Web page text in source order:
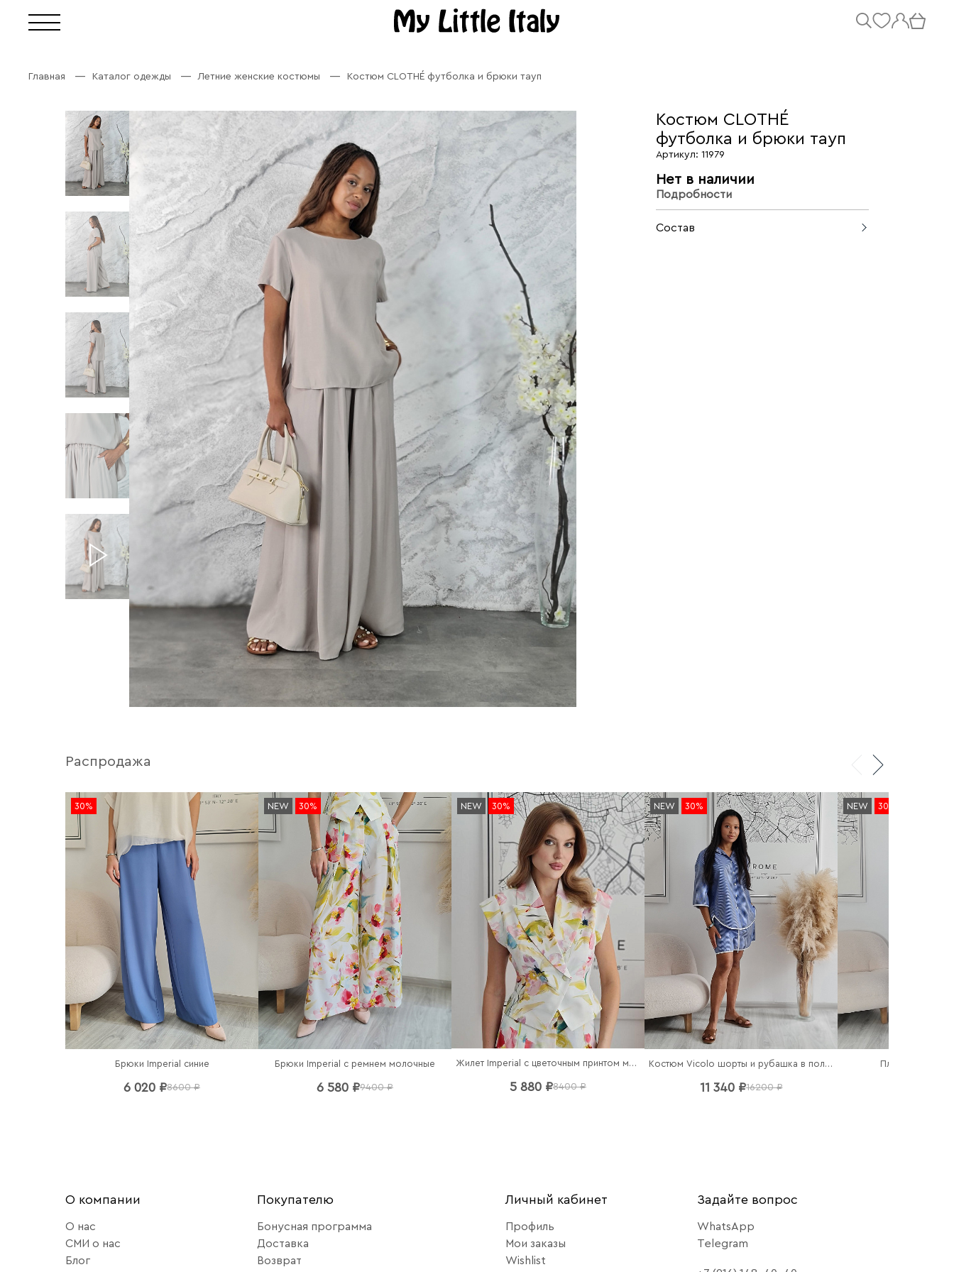
Главная Каталог одежды Летние женские костюмы Костюм CLOTHÉ футболка и брюки тауп
Костюм CLOTHÉ
футболка и брюки тауп
Артикул: 11979
Нет в наличии
Подробности
Состав
Распродажа
30%
Брюки Imperial синие
6 020 ₽8600 ₽
NEW 30%
Брюки Imperial c ремнем молочные
6 580 ₽9400 ₽
NEW 30%
Жилет Imperial с цветочным принтом молочный
5 880 ₽8400 ₽
NEW 30%
Костюм Vicolo шорты и рубашка в полоску
11 340 ₽16200 ₽
NEW 30%
Платье Imperial
О компании
О нас
СМИ о нас
Блог
Покупателю
Бонусная программа
Доставка
Возврат
Личный кабинет
Профиль
Мои заказы
Wishlist
Задайте вопрос
WhatsApp
Telegram